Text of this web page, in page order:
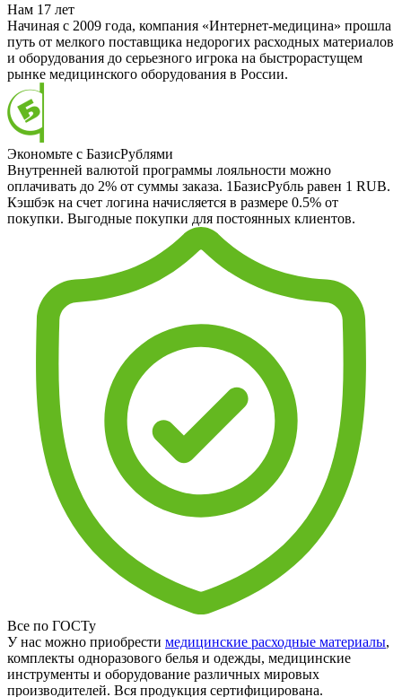
Нам 17 лет
Начиная с 2009 года, компания «Интернет-медицина» прошла
путь от мелкого поставщика недорогих расходных материалов
и оборудования до серьезного игрока на быстрорастущем
рынке медицинского оборудования в России.
Экономьте с БазисРублями
Внутренней валютой программы лояльности можно
оплачивать до 2% от суммы заказа. 1БазисРубль равен 1 RUB.
Кэшбэк на счет логина начисляется в размере 0.5% от
покупки. Выгодные покупки для постоянных клиентов.
Все по ГОСТу
У нас можно приобрести медицинские расходные материалы,
комплекты одноразового белья и одежды, медицинские
инструменты и оборудование различных мировых
производителей. Вся продукция сертифицирована.